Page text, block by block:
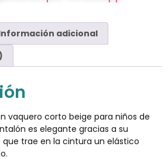
adicional
vaquero corto beige para niños de
es elegante gracias a su
trae en la cintura un elástico